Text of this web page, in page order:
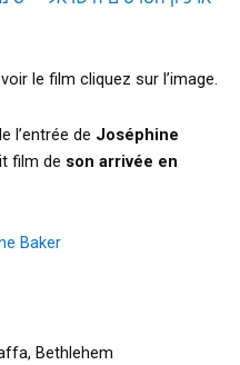
le film cliquez sur l’image.
l’entrée de Joséphine
film de son arrivée en
Bethlehem